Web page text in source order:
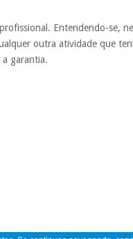
Entendendo-se,
outra atividade que
garantia.